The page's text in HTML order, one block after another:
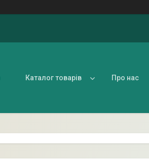
Каталог товарів Про нас